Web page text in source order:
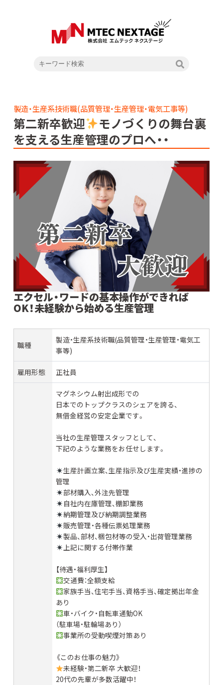
製造・生産系技術職(品質管理・生産管理・電気工事等)
第二新卒歓迎
モノづくりの舞台裏
を支える生産管理のプロへ・・
エクセル・ワードの基本操作ができれば
OK！未経験から始める生産管理
職種
製造・生産系技術職(品質管理・生産管理・電気工
事等)
雇用形態 正社員
マグネシウム射出成形での
日本でのトップクラスのシェアを誇る、
無借金経営の安定企業です。
当社の生産管理スタッフとして、
下記のような業務をお任せします。
生産計画立案、生産指示及び生産実績・進捗の
管理
部材購入、外注先管理
自社内在庫管理、棚卸業務
納期管理及び納期調整業務
販売管理・各種伝票処理業務
製品、部材、梱包材等の受入・出荷管理業務
上記に関する付帯作業
【待遇・福利厚生】
交通費：全額支給
家族手当、住宅手当、資格手当、確定拠出年金
あり
車・バイク・自転車通勤OK
（駐車場・駐輪場あり）
事業所の受動喫煙対策あり
《このお仕事の魅力》
未経験・第二新卒 大歓迎！
20代の先輩が多数活躍中！